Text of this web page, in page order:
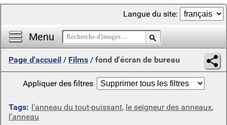
Menu
Langue du site:
Page d'accueil / Films / fond d'écran de bureau
Appliquer des filtres
Tags: l'anneau du tout-puissant, le seigneur des anneaux,
l'anneau